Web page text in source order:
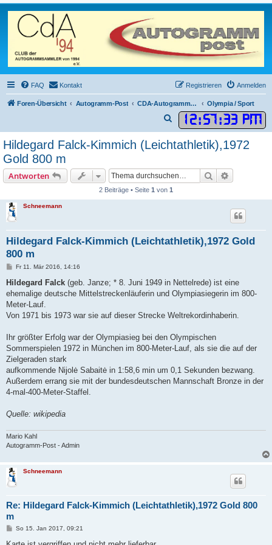
FAQ Kontakt Anmelden
Registrieren
Foren-Übersicht Autogramm-Post CDA-Autogrammkarten Olympia / Sport
12:57:34 PM
u
c
e
Hildegard Falck-Kimmich (Leichtathletik),1972
Gold 800 m
Antworten Suche
2 Beiträge • Seite 1 von 1
Schneemann
Hildegard Falck-Kimmich (Leichtathletik),1972 Gold
800 m
B
i
r
a
Fr 11. Mär 2016, 14:16
Hildegard Falck (geb. Janze; * 8. Juni 1949 in Nettelrede) ist eine
ehemalige deutsche Mittelstreckenläuferin und Olympiasiegerin im 800-
Meter-Lauf.
Von 1971 bis 1973 war sie auf dieser Strecke Weltrekordinhaberin.
Ihr größter Erfolg war der Olympiasieg bei den Olympischen
Sommerspielen 1972 in München im 800-Meter-Lauf, als sie die auf der
Zielgeraden stark
aufkommende Nijolė Sabaitė in 1:58,6 min um 0,1 Sekunden bezwang.
Außerdem errang sie mit der bundesdeutschen Mannschaft Bronze in der
4-mal-400-Meter-Staffel.
Quelle: wikipedia
Mario Kahl
Autogramm-Post - Admin
Schneemann
Re: Hildegard Falck-Kimmich (Leichtathletik),1972 Gold 800
m
B
i
So 15. Jan 2017, 09:21